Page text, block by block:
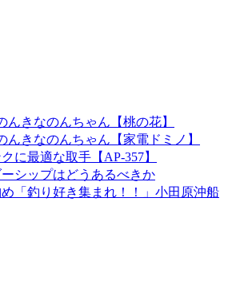
んきなのんちゃん【桃の花】
んきなのんちゃん【家電ドミノ】
に最適な取手【AP-357】
シップはどうあるべきか
め「釣り好き集まれ！！」小田原沖船